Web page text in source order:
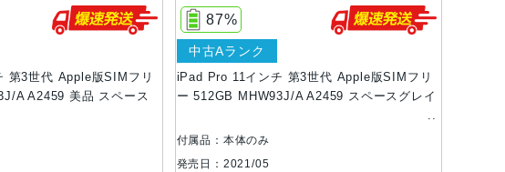
第3世代 Apple版SIMフリ
A A2459 美品 スペース
iPad Pro 11インチ 第3世代 Apple版SIMフリ
ー 512GB MHW93J/A A2459 スペースグレイ
87%
中古Aランク
付属品：本体のみ
発売日：2021/05